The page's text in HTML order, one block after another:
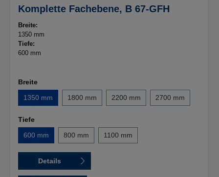
Komplette Fachebene, B 67-GFH
Breite:
1350 mm
Tiefe:
600 mm
Breite
1350 mm
1800 mm 2200 mm 2700 mm
Tiefe
600 mm
800 mm 1100 mm
Details